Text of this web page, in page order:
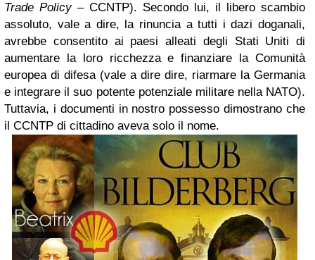
Trade Policy– CCNTP). Secondo lui, il libero scambio
assoluto, vale a dire, la rinuncia a tutti i dazi doganali,
avrebbe consentito ai paesi alleati degli Stati Uniti di
aumentare la loro ricchezza e finanziare la Comunità
europea di difesa (vale a dire dire, riarmare la Germania
e integrare il suo potente potenziale militare nella NATO).
Tuttavia, i documenti in nostro possesso dimostrano che
il CCNTP di cittadino aveva solo il nome.